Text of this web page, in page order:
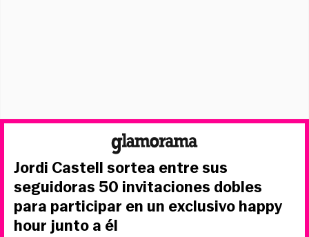
Jordi Castell sortea entre sus
seguidoras 50 invitaciones dobles
para participar en un exclusivo happy
hour junto a él